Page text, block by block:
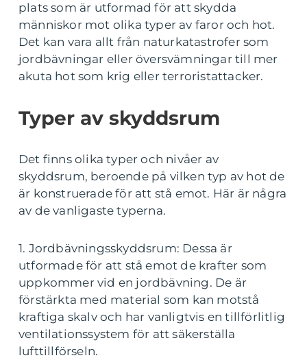
plats som är utformad för att skydda
människor mot olika typer av faror och hot.
Det kan vara allt från naturkatastrofer som
jordbävningar eller översvämningar till mer
akuta hot som krig eller terroristattacker.
Typer av skyddsrum
Det finns olika typer och nivåer av
skyddsrum, beroende på vilken typ av hot de
är konstruerade för att stå emot. Här är några
av de vanligaste typerna.
1. Jordbävningsskyddsrum: Dessa är
utformade för att stå emot de krafter som
uppkommer vid en jordbävning. De är
förstärkta med material som kan motstå
kraftiga skalv och har vanligtvis en tillförlitlig
ventilationssystem för att säkerställa
lufttillförseln.